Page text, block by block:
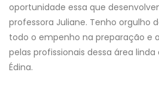
oportunidade essa que
professora Juliane. Tenho orgulho
todo o empenho na preparação e
pelas profissionais dessa área linda
Édina.